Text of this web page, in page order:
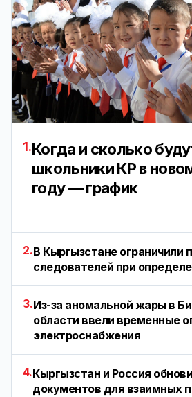
1.Когда и сколько
школьники КР в
году — график
2.В Кыргызстане ограничили
следователей при
3.Из-за аномальной жары в
области ввели временные
электроснабжения
4.Кыргызстан и Россия
документов для взаимных